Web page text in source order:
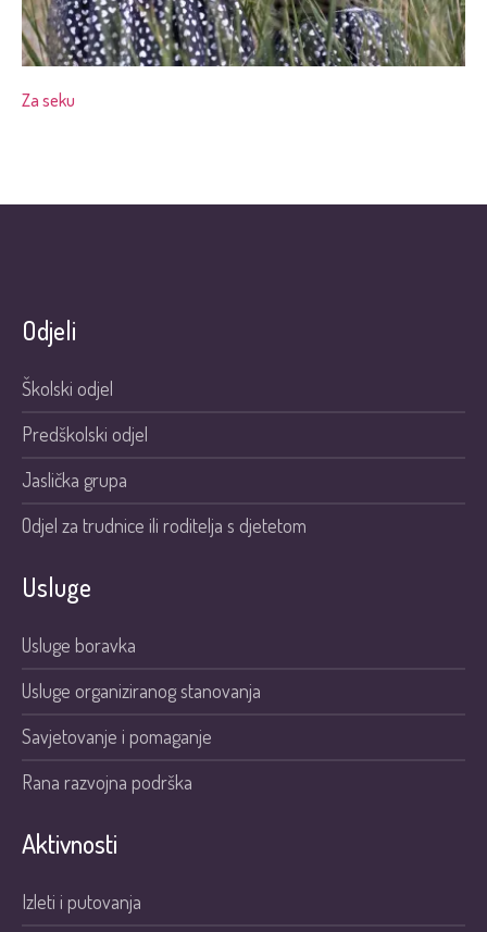
Za seku
Odjeli
Školski odjel
Predškolski odjel
Jaslička grupa
Odjel za trudnice ili roditelja s djetetom
Usluge
Usluge boravka
Usluge organiziranog stanovanja
Savjetovanje i pomaganje
Rana razvojna podrška
Aktivnosti
Izleti i putovanja